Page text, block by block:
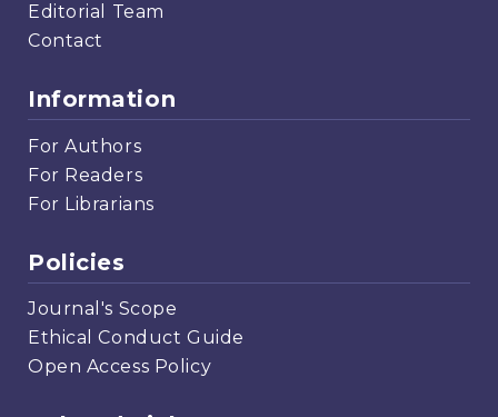
Editorial Team
Contact
Information
For Authors
For Readers
For Librarians
Policies
Journal's Scope
Ethical Conduct Guide
Open Access Policy